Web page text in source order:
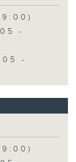
-
-